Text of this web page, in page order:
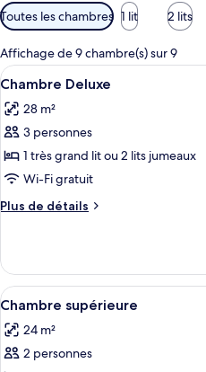
Filtres
disponibles
pour
les
chambres
Toutes les chambres 1 lit 2 lits
Affichage de 9 chambre(s) sur 9
Afficher
toutes
les
photos
pour
ce
type
de
Chambre
Deluxe
5
Chambre Deluxe
28 m²
3 personnes
1 très grand lit ou 2 lits jumeaux
Wi-Fi gratuit
Plus de détails
Plus
Chambre
Deluxe
Afficher
toutes
les
photos
3
Chambre supérieure
24 m²
2 personnes